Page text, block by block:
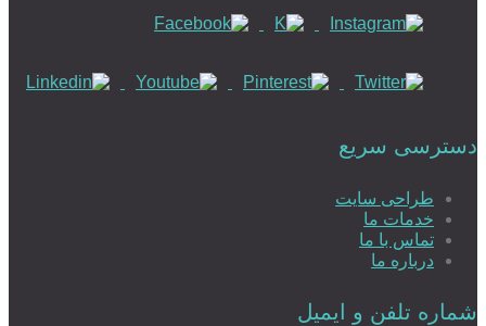
دسترسی سریع
طراحی سایت
خدمات ما
تماس با ما
درباره ما
شماره تلفن و ایمیل